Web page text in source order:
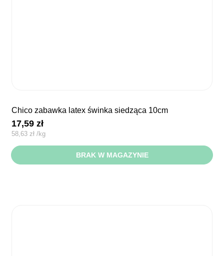
chico zabawka latex świnka siedząca 10cm
17,59zł
58,63zł /kg
BRAK W MAGAZYNIE